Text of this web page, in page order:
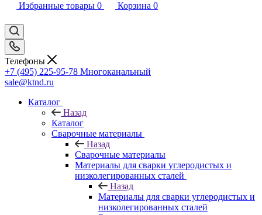
Избранные товары 0 Корзина 0
Телефоны
+7 (495) 225-95-78 Многоканальный
sale@ktnd.ru
Каталог
Назад
Каталог
Сварочные материалы
Назад
Сварочные материалы
Материалы для сварки углеродистых и
низколегированных сталей
Назад
Материалы для сварки углеродистых и
низколегированных сталей